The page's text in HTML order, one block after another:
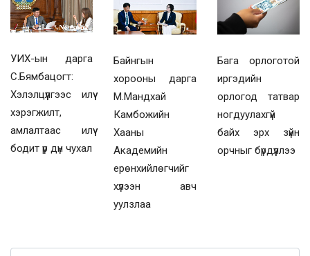
УИХ-ын дарга
С.Бямбацогт:
Хэлэлцүүлгээс илүү
хэрэгжилт,
амлалтаас илүү
бодит үр дүн чухал
Байнгын
хорооны дарга
М.Мандхай
Камбожийн
Хааны
Академийн
ерөнхийлөгчийг
хүлээн авч
уулзлаа
Бага орлоготой
иргэдийн
орлогод татвар
ногдуулахгүй
байх эрх зүйн
орчныг бүрдүүллээ